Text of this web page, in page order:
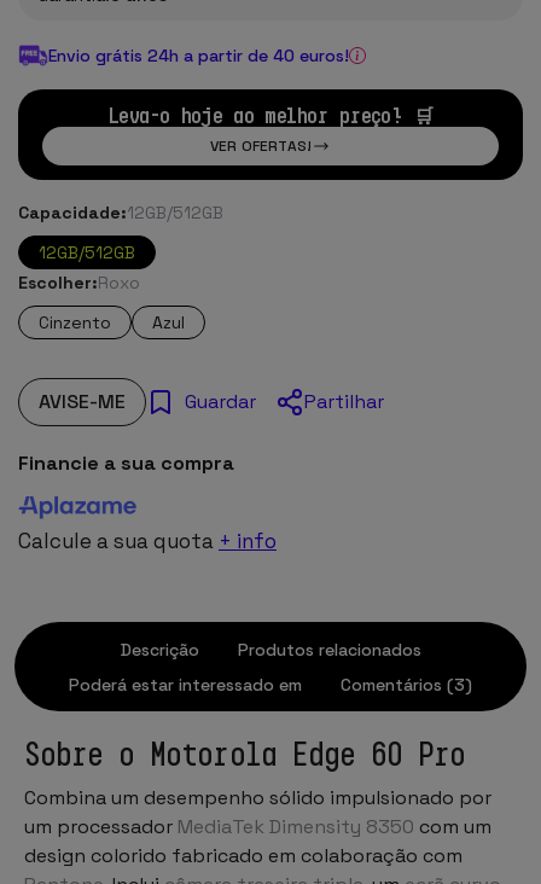
Envio grátis 24h a partir de 40 euros!
Leva-o hoje ao melhor preço! 🛒
VER OFERTAS!
Capacidade:12GB/512GB
12GB/512GB
Escolher:Roxo
Cinzento
Azul
AVISE-ME Guardar Partilhar
Financie a sua compra
Calcule a sua quota + info
Descrição
Produtos relacionados
Poderá estar interessado em
Comentários (3)
Sobre o Motorola Edge 60 Pro
Combina um desempenho sólido impulsionado por
um processador MediaTek Dimensity 8350 com um
design colorido fabricado em colaboração com